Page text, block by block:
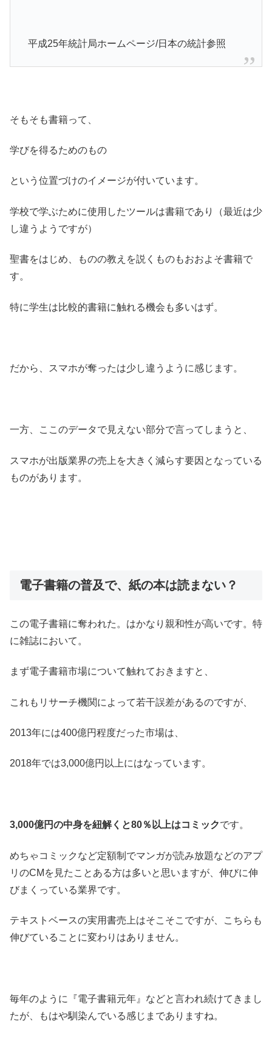
平成25年統計局ホームページ/日本の統計参照
そもそも書籍って、
学びを得るためのもの
という位置づけのイメージが付いています。
学校で学ぶために使用したツールは書籍であり（最近は少
し違うようですが）
聖書をはじめ、ものの教えを説くものもおおよそ書籍で
す。
特に学生は比較的書籍に触れる機会も多いはず。
だから、スマホが奪ったは少し違うように感じます。
一方、ここのデータで見えない部分で言ってしまうと、
スマホが出版業界の売上を大きく減らす要因となっている
ものがあります。
電子書籍の普及で、紙の本は読まない？
この電子書籍に奪われた。はかなり親和性が高いです。特
に雑誌において。
まず電子書籍市場について触れておきますと、
これもリサーチ機関によって若干誤差があるのですが、
2013年には400億円程度だった市場は、
2018年では3,000億円以上にはなっています。
3,000億円の中身を紐解くと80％以上はコミックです。
めちゃコミックなど定額制でマンガが読み放題などのアプ
リのCMを見たことある方は多いと思いますが、伸びに伸
びまくっている業界です。
テキストベースの実用書売上はそこそこですが、こちらも
伸びていることに変わりはありません。
毎年のように『電子書籍元年』などと言われ続けてきまし
たが、もはや馴染んでいる感じまでありますね。